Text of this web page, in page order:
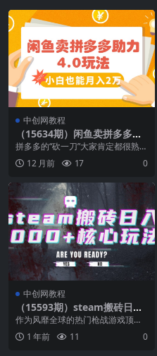
中创网教程
（15634期）闲鱼卖拼多多助
力项目4.0玩法，蓝海市场小白
也能日入1000
拼多多的“砍一刀”大家肯定都很熟悉
吧？是不是经常收到很久没联系的
朋友发过来的信息...
12 月前 17 0
中创网教程
（15593期）steam搬砖日入
1000+核心玩法
作为风靡全球的热门枪战游戏顶
流，CS以每天以千万日活的热度位
居榜首，而且游戏不管...
1 年前 11 0